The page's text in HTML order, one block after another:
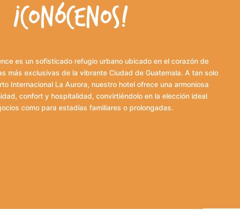
¡Conócenos!
es un sofisticado refugio urbano ubicado en el corazón de
más exclusivas de la vibrante Ciudad de Guatemala. A tan solo
Internacional La Aurora, nuestro hotel ofrece una armoniosa
confort y hospitalidad, convirtiéndolo en la elección ideal
como para estadías familiares o prolongadas.